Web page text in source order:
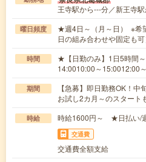
王寺駅から---分／新王寺
曜日頻度
★週4日～（月～日） ※希
日の組み合わせや固定も可
時間
★【日勤のみ】1日5時間
14:0010:00～15:0012:00
期間
【急募】即日勤務OK！
お試し2カ月～のスタート
時給 時給1600円～ ★日払い/
交通費
交通費全額支給